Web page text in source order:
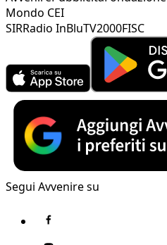
Mondo CEI
SIRRadio InBluTV2000FISC
Segui Avvenire su